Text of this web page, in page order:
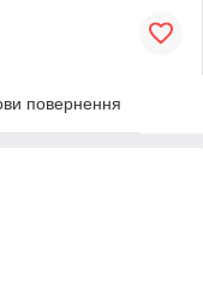
повернення